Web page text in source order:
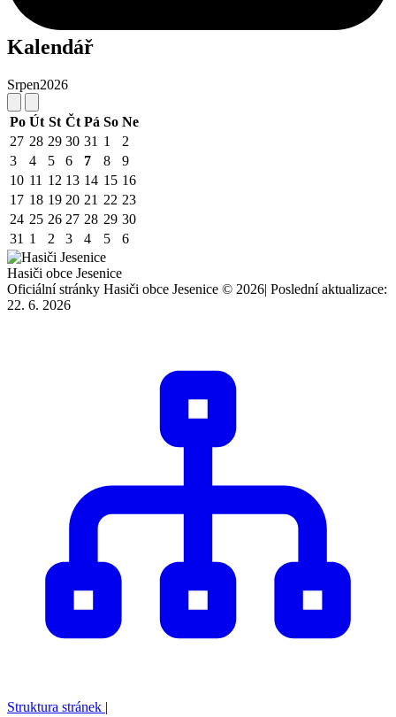
Kalendář
Srpen2026
Po Út St Čt Pá So Ne
27 28 29 30 31 1
2
3
4 5 6 7 8
9
10 11 12 13 14 15 16
17 18 19 20 21 22 23
24 25 26 27 28 29 30
31 1 2 3 4 5 6
Hasiči obce Jesenice
Oficiální stránky Hasiči obce Jesenice © 2026| Poslední aktualizace:
22. 6. 2026
Struktura stránek |